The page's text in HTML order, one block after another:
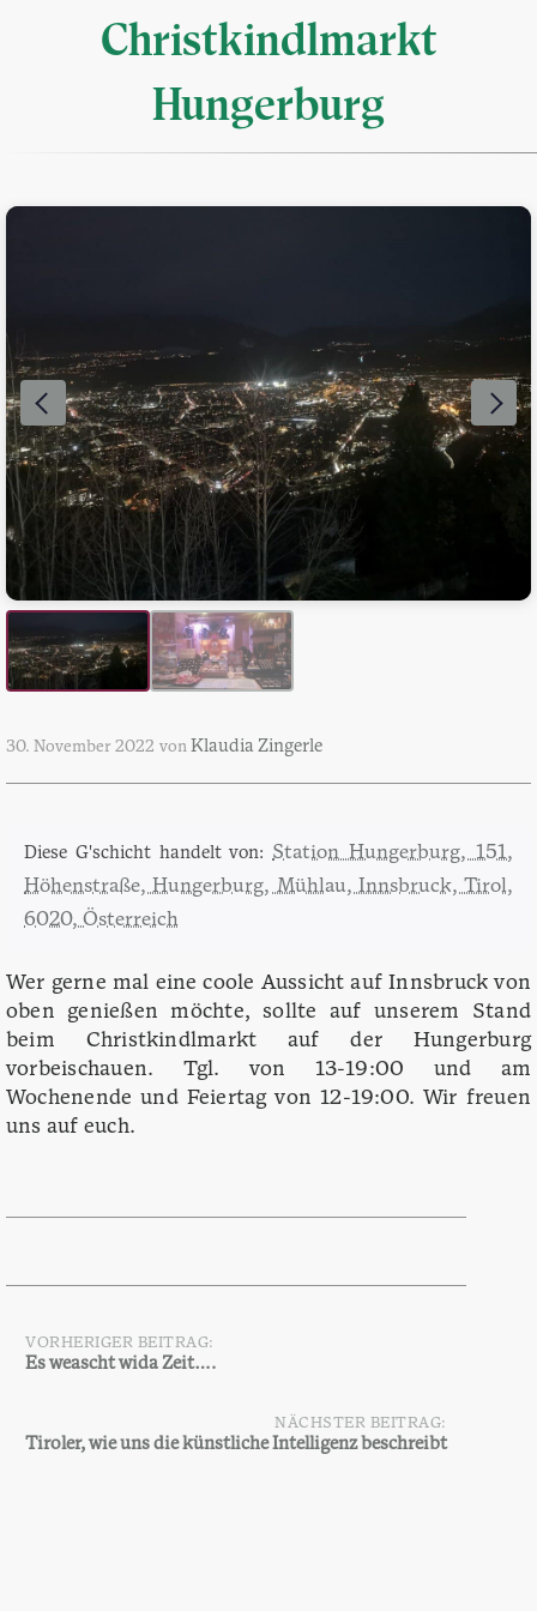
Christkindlmarkt
Hungerburg
30. November 2022 von Klaudia Zingerle
Diese G'schicht handelt von: Station Hungerburg, 151,
Höhenstraße, Hungerburg, Mühlau, Innsbruck, Tirol,
6020, Österreich
Wer gerne mal eine coole Aussicht auf Innsbruck von
oben genießen möchte, sollte auf unserem Stand
beim Christkindlmarkt auf der Hungerburg
vorbeischauen. Tgl. von 13-19:00 und am
Wochenende und Feiertag von 12-19:00. Wir freuen
uns auf euch.
Beitragsnavigation
VORHERIGER BEITRAG:
Es weascht wida Zeit….
NÄCHSTER BEITRAG:
Tiroler, wie uns die künstliche Intelligenz beschreibt